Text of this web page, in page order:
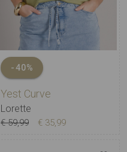
-40%
Yest Curve
Lorette
€ 59,99 € 35,99